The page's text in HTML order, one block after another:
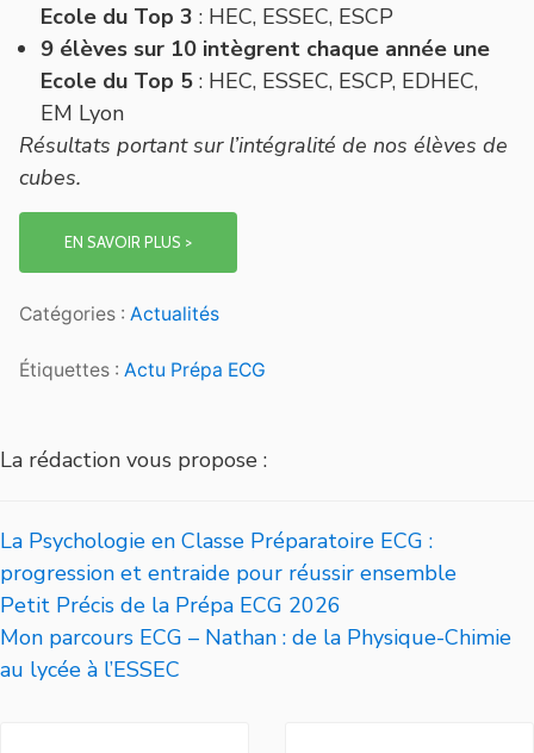
Ecole du Top 3 : HEC, ESSEC, ESCP
9 élèves sur 10 intègrent chaque année une
Ecole du Top 5 : HEC, ESSEC, ESCP, EDHEC,
EM Lyon
Résultats portant sur l’intégralité de nos élèves de
cubes.
EN SAVOIR PLUS >
Catégories : Actualités
Étiquettes : Actu Prépa ECG
La rédaction vous propose :
La Psychologie en Classe Préparatoire ECG :
progression et entraide pour réussir ensemble
Petit Précis de la Prépa ECG 2026
Mon parcours ECG – Nathan : de la Physique-Chimie
au lycée à l’ESSEC